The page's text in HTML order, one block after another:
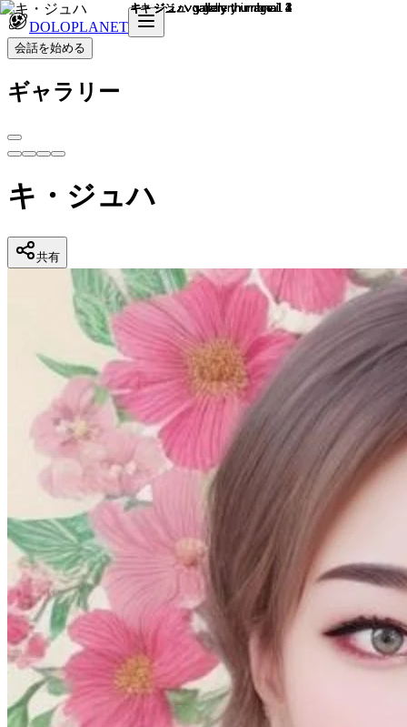
DOLOPLANET
会話を始める
ギャラリー
キ・ジュハ
共有